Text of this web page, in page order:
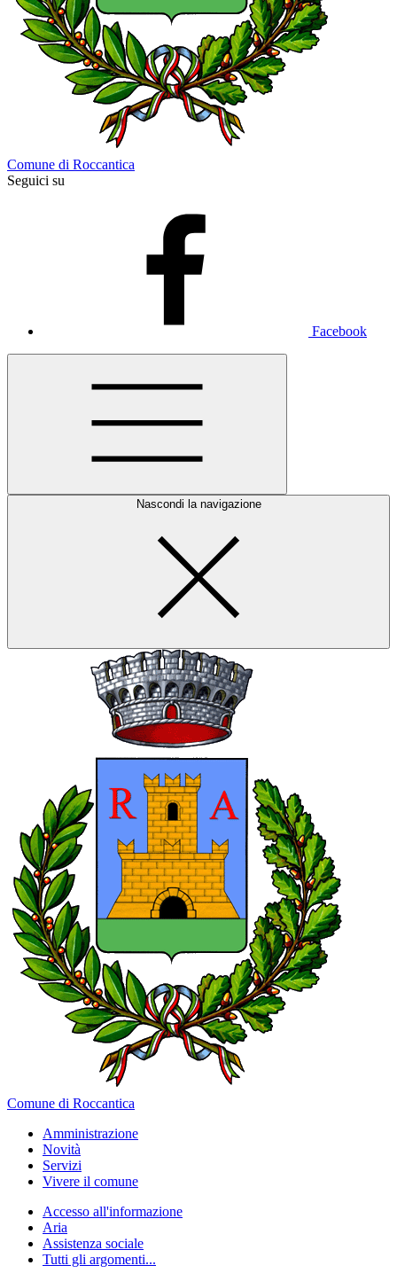
Comune di Roccantica
Seguici su
Facebook
Nascondi la navigazione
Comune di Roccantica
Amministrazione
Novità
Servizi
Vivere il comune
Accesso all'informazione
Aria
Assistenza sociale
Tutti gli argomenti...